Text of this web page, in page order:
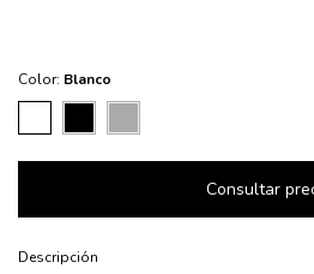
Color: Blanco
Descripción